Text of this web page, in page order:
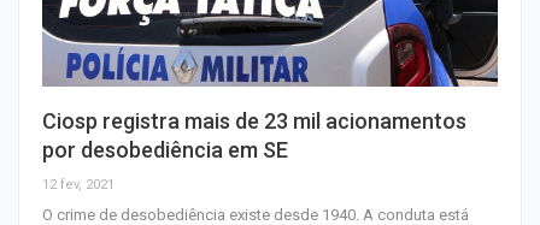
Ciosp registra mais de 23 mil acionamentos
por desobediência em SE
12 fev, 2021
O crime de desobediência existe desde 1940. A conduta está